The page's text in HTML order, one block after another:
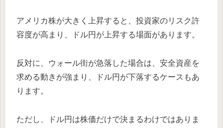
アメリカ株が大きく上昇すると、投資家のリスク許
容度が高まり、ドル円が上昇する場面があります。
反対に、ウォール街が急落した場合は、安全資産を
求める動きが強まり、ドル円が下落するケースもあ
ります。
ただし、ドル円は株価だけで決まるわけではありま